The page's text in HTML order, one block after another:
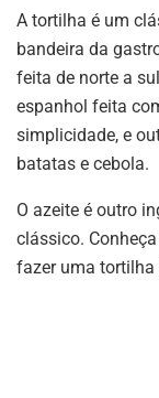
A tortilha é um
bandeira da
feita de norte a
espanhol feita
simplicidade, e
batatas e cebola.
O azeite é outro
clássico.
fazer uma tortilha